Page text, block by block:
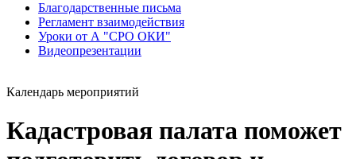
Благодарственные письма
Регламент взаимодействия
Уроки от А "СРО ОКИ"
Видеопрезентации
Календарь мероприятий
Кадастровая палата поможет